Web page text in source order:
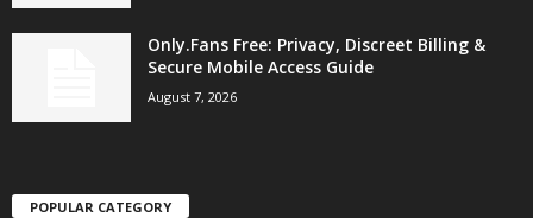
Only.Fans Free: Privacy, Discreet Billing &
Secure Mobile Access Guide
August 7, 2026
POPULAR CATEGORY